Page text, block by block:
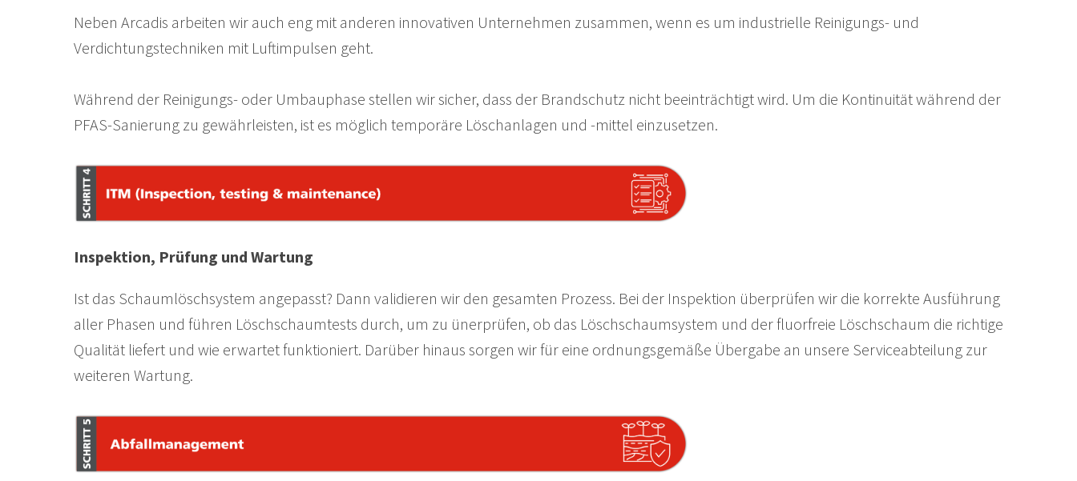
Neben Arcadis arbeiten wir auch eng mit anderen innovativen Unternehmen zusammen, wenn es um industrielle Reinigungs- und
Verdichtungstechniken mit Luftimpulsen geht.
Während der Reinigungs- oder Umbauphase stellen wir sicher, dass der Brandschutz nicht beeinträchtigt wird. Um die Kontinuität während der
PFAS-Sanierung zu gewährleisten, ist es möglich temporäre Löschanlagen und -mittel einzusetzen.
Inspektion, Prüfung und Wartung
Ist das Schaumlöschsystem angepasst? Dann validieren wir den gesamten Prozess. Bei der Inspektion überprüfen wir die korrekte Ausführung
aller Phasen und führen Löschschaumtests durch, um zu ünerprüfen, ob das Löschschaumsystem und der fluorfreie Löschschaum die richtige
Qualität liefert und wie erwartet funktioniert. Darüber hinaus sorgen wir für eine ordnungsgemäße Übergabe an unsere Serviceabteilung zur
weiteren Wartung.